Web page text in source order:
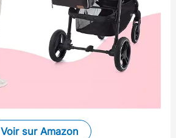
Voir sur Amazon